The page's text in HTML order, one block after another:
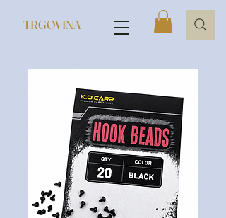
TRGOVINA